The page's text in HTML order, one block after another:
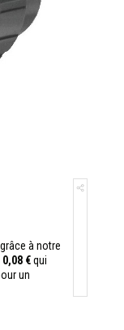
grâce à notre
0,08 €qui
un